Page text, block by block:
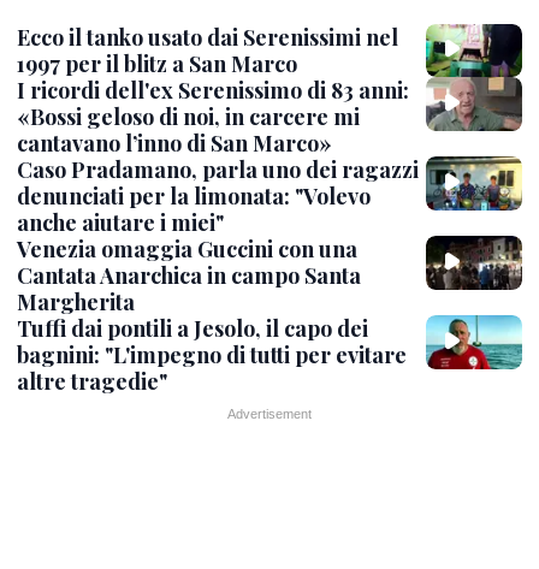
Ecco il tanko usato dai Serenissimi nel
1997 per il blitz a San Marco
I ricordi dell'ex Serenissimo di 83 anni:
«Bossi geloso di noi, in carcere mi
cantavano l’inno di San Marco»
Caso Pradamano, parla uno dei ragazzi
denunciati per la limonata: "Volevo
anche aiutare i miei"
Venezia omaggia Guccini con una
Cantata Anarchica in campo Santa
Margherita
Tuffi dai pontili a Jesolo, il capo dei
bagnini: "L'impegno di tutti per evitare
altre tragedie"